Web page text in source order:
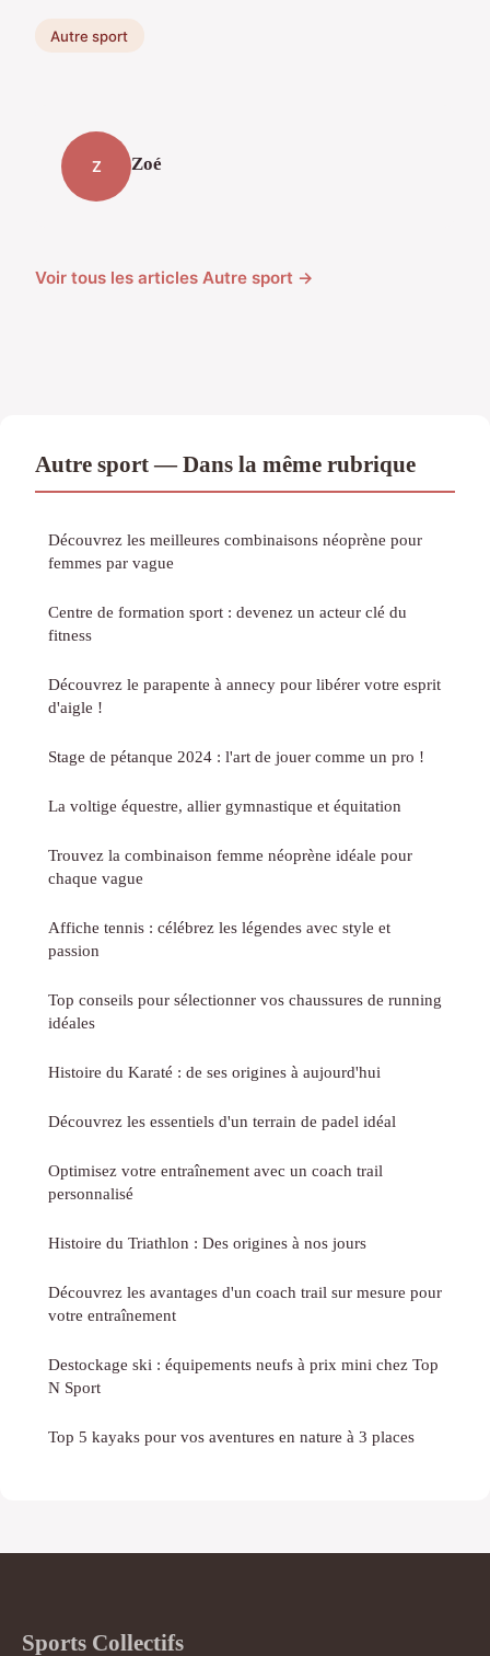
Autre sport
Z Zoé
Voir tous les articles Autre sport →
Autre sport — Dans la même rubrique
Découvrez les meilleures combinaisons néoprène pour
femmes par vague
Centre de formation sport : devenez un acteur clé du
fitness
Découvrez le parapente à annecy pour libérer votre esprit
d'aigle !
Stage de pétanque 2024 : l'art de jouer comme un pro !
La voltige équestre, allier gymnastique et équitation
Trouvez la combinaison femme néoprène idéale pour
chaque vague
Affiche tennis : célébrez les légendes avec style et
passion
Top conseils pour sélectionner vos chaussures de running
idéales
Histoire du Karaté : de ses origines à aujourd'hui
Découvrez les essentiels d'un terrain de padel idéal
Optimisez votre entraînement avec un coach trail
personnalisé
Histoire du Triathlon : Des origines à nos jours
Découvrez les avantages d'un coach trail sur mesure pour
votre entraînement
Destockage ski : équipements neufs à prix mini chez Top
N Sport
Top 5 kayaks pour vos aventures en nature à 3 places
Sports Collectifs